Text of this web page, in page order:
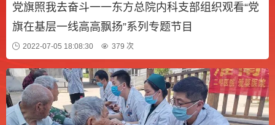
党旗照我去奋斗一一东方总院内科支部组织观看“党
旗在基层一线高高飘扬”系列专题节目
2022-07-05 18:08:30 379 次